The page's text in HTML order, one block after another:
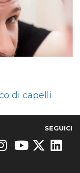
di capelli
SEGUICI